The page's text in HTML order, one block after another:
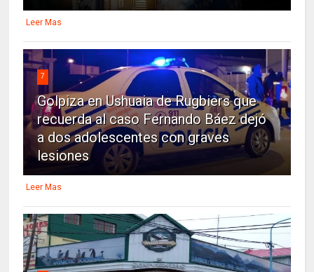
Leer Mas
7
Golpiza en Ushuaia de Rugbiers que
recuerda al caso Fernando Báez dejó
a dos adolescentes con graves
lesiones
Leer Mas